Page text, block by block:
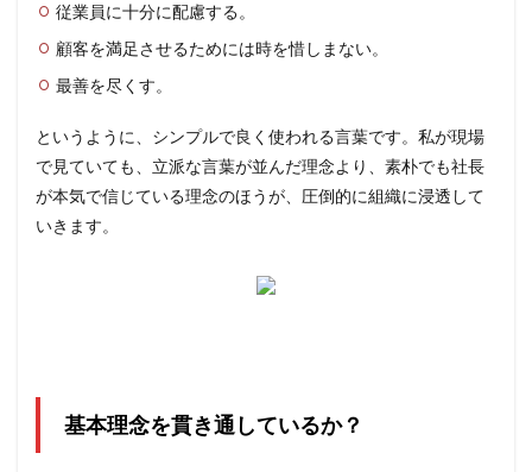
従業員に十分に配慮する。
顧客を満足させるためには時を惜しまない。
最善を尽くす。
というように、シンプルで良く使われる言葉です。私が現場
で見ていても、立派な言葉が並んだ理念より、素朴でも社長
が本気で信じている理念のほうが、圧倒的に組織に浸透して
いきます。
基本理念を貫き通しているか？